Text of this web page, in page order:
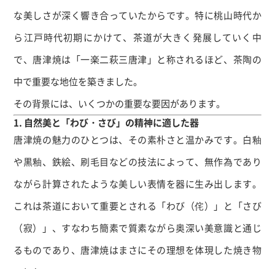
な美しさが深く響き合っていたからです。特に桃山時代か
ら江戸時代初期にかけて、茶道が大きく発展していく中
で、唐津焼は「一楽二萩三唐津」と称されるほど、茶陶の
中で重要な地位を築きました。
その背景には、いくつかの重要な要因があります。
1. 自然美と「わび・さび」の精神に適した器
唐津焼の魅力のひとつは、その素朴さと温かみです。白釉
や黒釉、鉄絵、刷毛目などの技法によって、無作為であり
ながら計算されたような美しい表情を器に生み出します。
これは茶道において重要とされる「わび（侘）」と「さび
（寂）」、すなわち簡素で質素ながら奥深い美意識と通じ
るものであり、唐津焼はまさにその理想を体現した焼き物